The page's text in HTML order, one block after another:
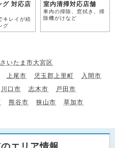
グ 対応店
キレイが続
グ
室内清掃対応店舗
車内の掃除、窓拭き、掃
除機がけなど
さいたま市大宮区
上尾市 児玉郡上里町
入間市
川口市 志木市
戸田市
熊谷市 狭山市
草加市